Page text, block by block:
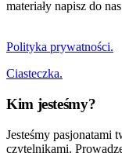
materiały napisz do
Polityka prywatności.
Ciasteczka.
Kim jesteśmy?
Jesteśmy pasjonatami
czytelnikami.